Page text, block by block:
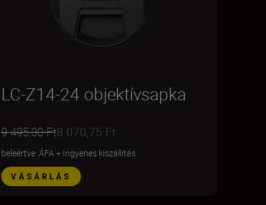
LC-Z14-24 objektívsapka
9 495,00 Ft8 070,75 Ft
beleértve: ÁFA+ Ingyenes kiszállítás
VÁSÁRLÁS